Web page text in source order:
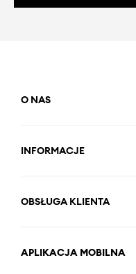
O NAS
INFORMACJE
OBSŁUGA KLIENTA
APLIKACJA MOBILNA